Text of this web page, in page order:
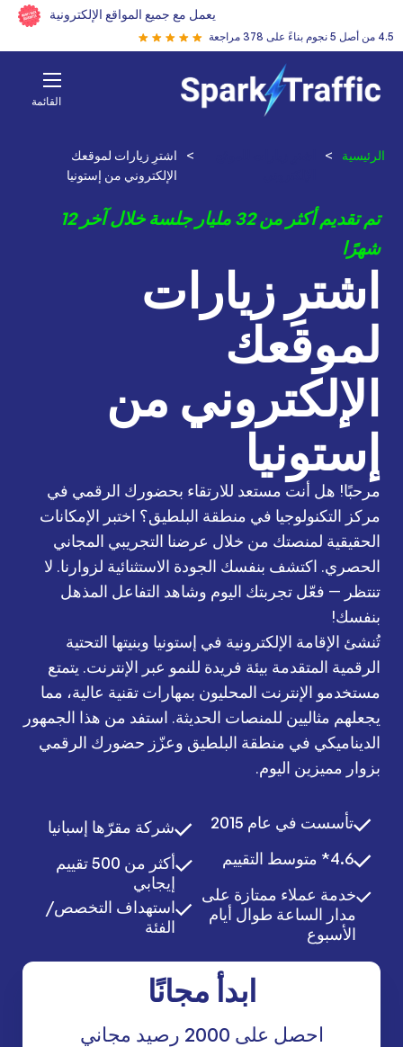
يعمل مع جميع المواقع الإلكترونية
4.5 من أصل 5 نجوم بناءً على 378 مراجعة
القائمة
الرئيسية >
>
اشترِ زيارات لموقعك
الإلكتروني من إستونيا
تم تقديم أكثر من 32 مليار جلسة خلال آخر 12
شهرًا
اشترِ زيارات
لموقعك
الإلكتروني من
إستونيا
مرحبًا! هل أنت مستعد للارتقاء بحضورك الرقمي في
مركز التكنولوجيا في منطقة البلطيق؟ اختبر الإمكانات
الحقيقية لمنصتك من خلال عرضنا التجريبي المجاني
الحصري. اكتشف بنفسك الجودة الاستثنائية لزوارنا. لا
تنتظر — فعّل تجربتك اليوم وشاهد التفاعل المذهل
بنفسك!
تُنشئ الإقامة الإلكترونية في إستونيا وبنيتها التحتية
الرقمية المتقدمة بيئة فريدة للنمو عبر الإنترنت. يتمتع
مستخدمو الإنترنت المحليون بمهارات تقنية عالية، مما
يجعلهم مثاليين للمنصات الحديثة. استفد من هذا الجمهور
الديناميكي في منطقة البلطيق وعزّز حضورك الرقمي
بزوار مميزين اليوم.
تأسست في عام 2015
4.6* متوسط التقييم
خدمة عملاء ممتازة على
مدار الساعة طوال أيام
الأسبوع
شركة مقرّها إسبانيا
أكثر من 500 تقييم
إيجابي
استهداف التخصص/
الفئة
ابدأ مجانًا
احصل على 2000 رصيد مجاني